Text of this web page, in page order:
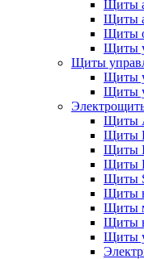
Щиты
Щиты
Щиты
Щиты
Щиты
Щиты
Щиты
Щиты
Щиты
Щиты
Щиты
Щиты
Щиты
Щиты
Щиты
Щиты